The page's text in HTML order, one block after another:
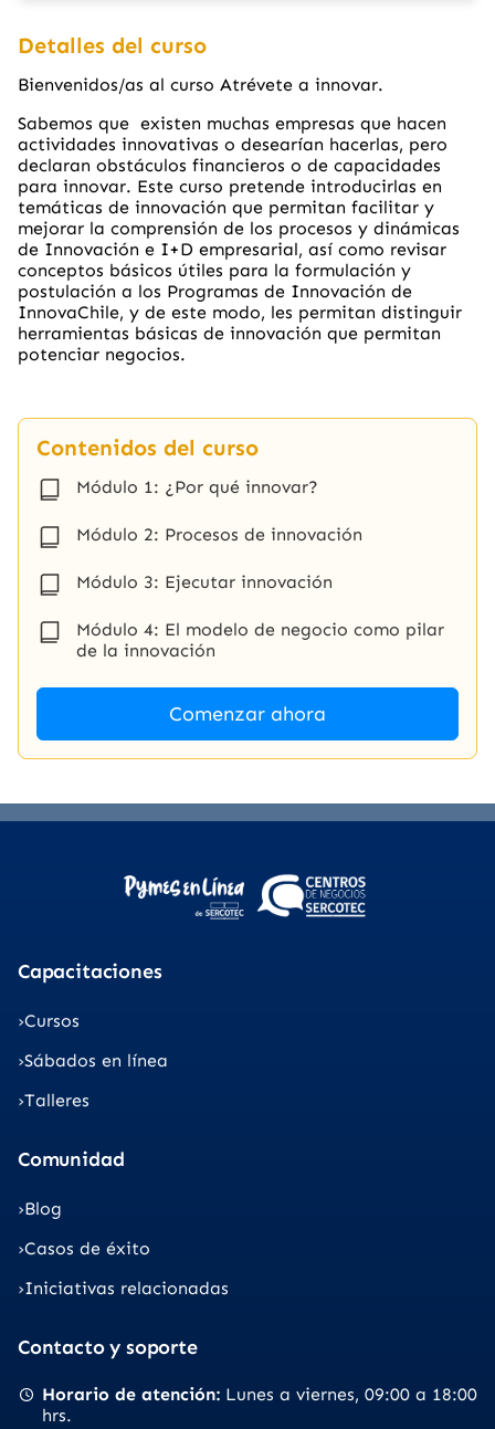
Detalles del curso
Bienvenidos/as al curso Atrévete a innovar.
Sabemos que existen muchas empresas que hacen
actividades innovativas o desearían hacerlas, pero
declaran obstáculos financieros o de capacidades
para innovar. Este curso pretende introducirlas en
temáticas de innovación que permitan facilitar y
mejorar la comprensión de los procesos y dinámicas
de Innovación e I+D empresarial, así como revisar
conceptos básicos útiles para la formulación y
postulación a los Programas de Innovación de
InnovaChile, y de este modo, les permitan distinguir
herramientas básicas de innovación que permitan
potenciar negocios.
Contenidos del curso
Módulo 1: ¿Por qué innovar?
Módulo 2: Procesos de innovación
Módulo 3: Ejecutar innovación
Módulo 4: El modelo de negocio como pilar
de la innovación
Comenzar ahora
Capacitaciones
Cursos
Sábados en línea
Talleres
Comunidad
Blog
Casos de éxito
Iniciativas relacionadas
Contacto y soporte
Horario de atención Lunes a viernes 09:00 a 18:00
hrs.